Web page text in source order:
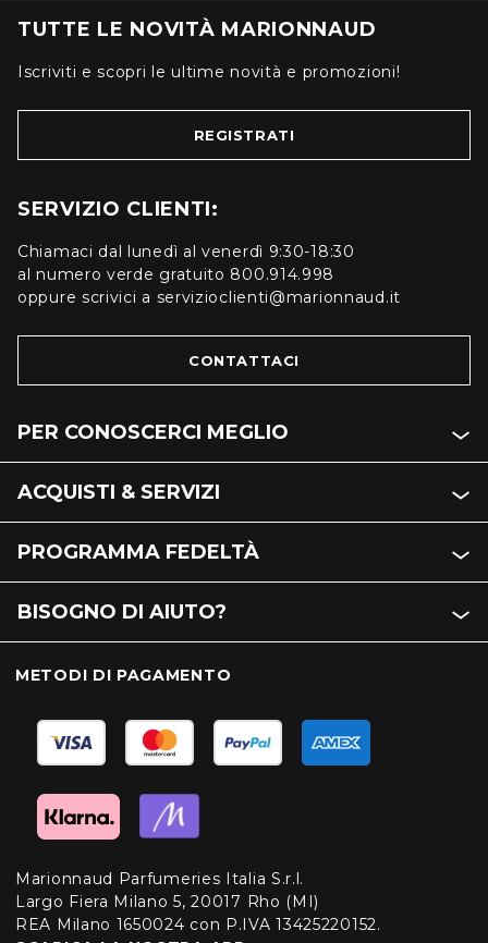
TUTTE LE NOVITÀ MARIONNAUD
Iscriviti e scopri le ultime novità e promozioni!
REGISTRATI
SERVIZIO CLIENTI:
Chiamaci dal lunedì al venerdì 9:30-18:30
al numero verde gratuito 800.914.998
oppure scrivici a servizioclienti@marionnaud.it
CONTATTACI
PER CONOSCERCI MEGLIO
ACQUISTI & SERVIZI
PROGRAMMA FEDELTÀ
BISOGNO DI AIUTO?
METODI DI PAGAMENTO
Marionnaud Parfumeries Italia S.r.l.
Largo Fiera Milano 5, 20017 Rho (MI)
REA Milano 1650024 con P.IVA 13425220152.